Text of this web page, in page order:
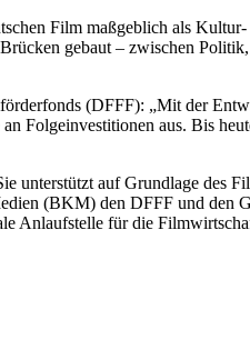
Film maßgeblich als
gebaut – zwischen
(DFFF): „Mit der
Folgeinvestitionen aus. Bis
unterstützt auf Grundlage
(BKM) den DFFF und
Anlaufstelle für die